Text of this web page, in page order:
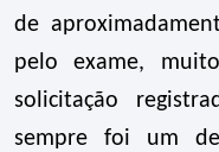
de
pelo exame,
solicitação
sempre foi um